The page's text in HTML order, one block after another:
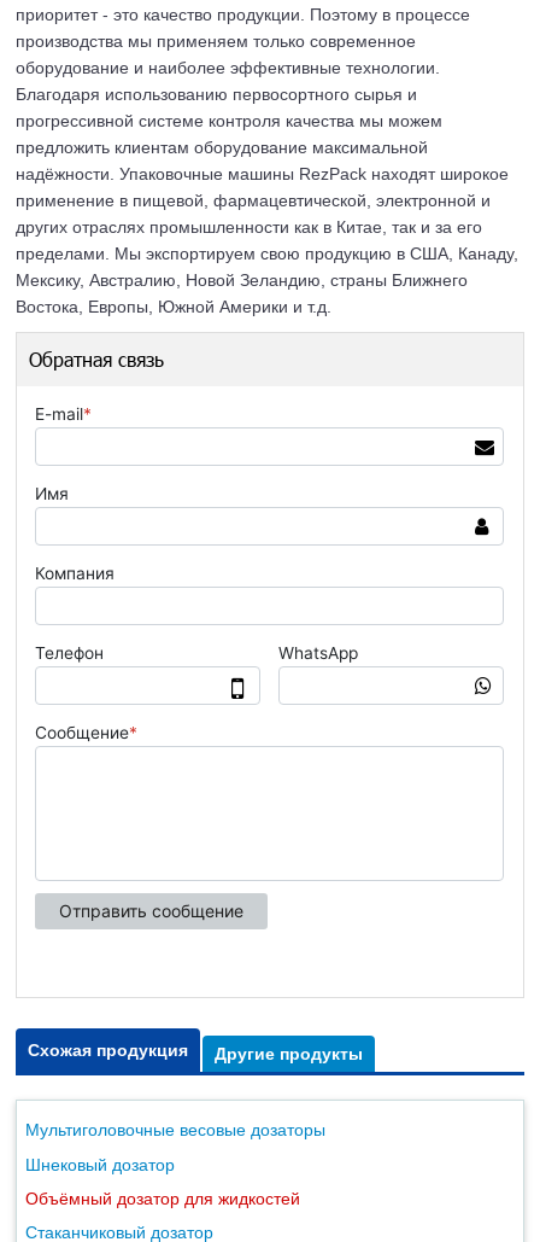
приоритет - это качество продукции. Поэтому в процессе
производства мы применяем только современное
оборудование и наиболее эффективные технологии.
Благодаря использованию первосортного сырья и
прогрессивной системе контроля качества мы можем
предложить клиентам оборудование максимальной
надёжности. Упаковочные машины RezPack находят широкое
применение в пищевой, фармацевтической, электронной и
других отраслях промышленности как в Китае, так и за его
пределами. Мы экспортируем свою продукцию в США, Канаду,
Мексику, Австралию, Новой Зеландию, страны Ближнего
Востока, Европы, Южной Америки и т.д.
Обратная связь
Схожая продукция Другие продукты
Мультиголовочные весовые дозаторы
Шнековый дозатор
Объёмный дозатор для жидкостей
Стаканчиковый дозатор